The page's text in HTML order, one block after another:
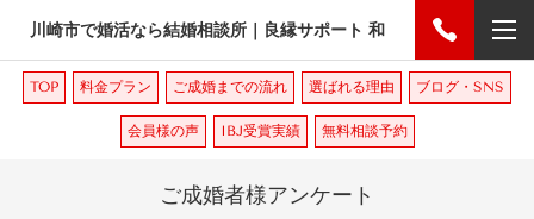
川崎市で婚活なら結婚相談所｜良縁サポート 和
TOP 料金プラン ご成婚までの流れ 選ばれる理由 ブログ・SNS
会員様の声 IBJ受賞実績 無料相談予約
ご成婚者様アンケート